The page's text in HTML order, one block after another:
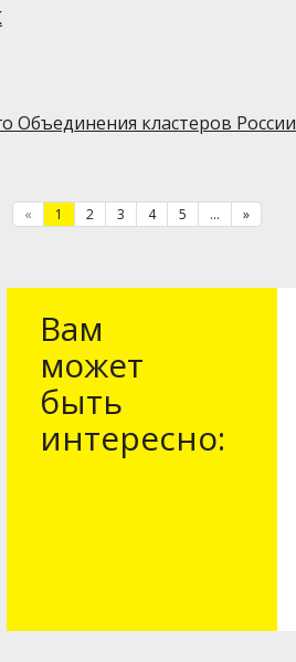
Объединения кластеров России
« 1 2 3 4 5 ... »
Вам
может
быть
интересно: